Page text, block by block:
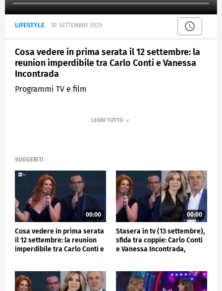
LIFESTYLE 10 SETTEMBRE 2025
Cosa vedere in prima serata il 12 settembre: la
reunion imperdibile tra Carlo Conti e Vanessa
Incontrada
Programmi TV e film
SUGGERITI
00:00
Cosa vedere in prima serata
il 12 settembre: la reunion
imperdibile tra Carlo Conti e
00:00
Stasera in tv (13 settembre),
sfida tra coppie: Carlo Conti
e Vanessa Incontrada,